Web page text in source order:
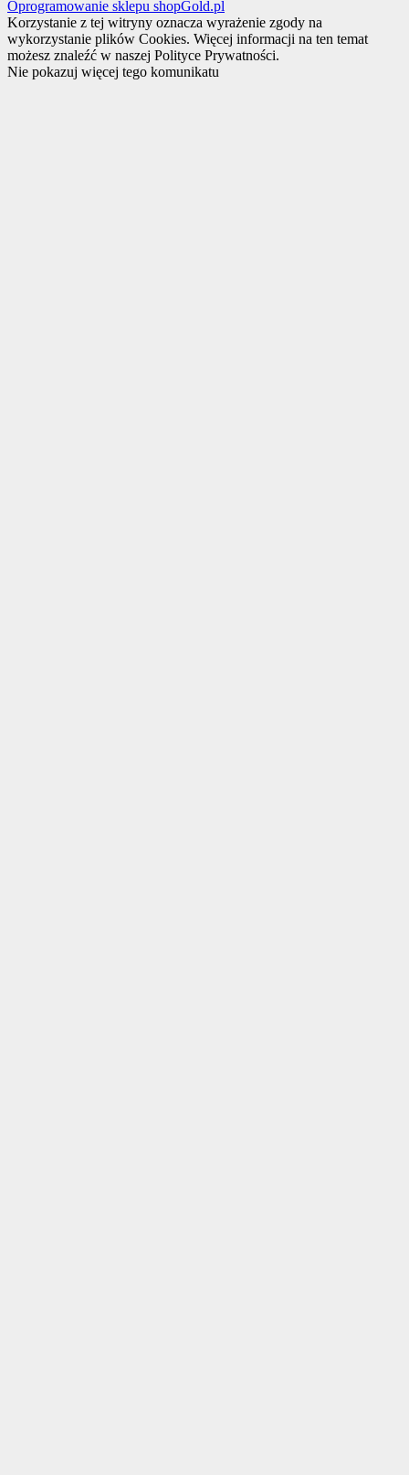
Oprogramowanie sklepu shopGold.pl
Korzystanie z tej witryny oznacza wyrażenie zgody na
wykorzystanie plików Cookies. Więcej informacji na ten temat
możesz znaleźć w naszej Polityce Prywatności.
Nie pokazuj więcej tego komunikatu